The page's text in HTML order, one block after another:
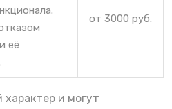
её
от 3000 руб.
и могут